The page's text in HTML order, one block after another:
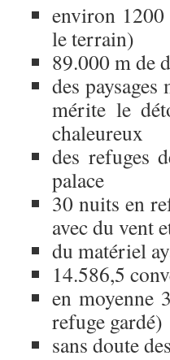
environ
le terrain)
89.000 m de
des
mérite le
chaleureux
des refuges
palace
30 nuits en
avec du vent
du matériel
14.586,5
en moyenne
refuge gardé)
sans doute